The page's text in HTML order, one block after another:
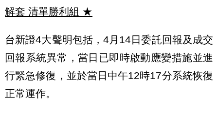
解套 清單勝利組 ★
台新證4大聲明包括，4月14日委託回報及成交
回報系統異常，當日已即時啟動應變措施並進
行緊急修復，並於當日中午12時17分系統恢復
正常運作。